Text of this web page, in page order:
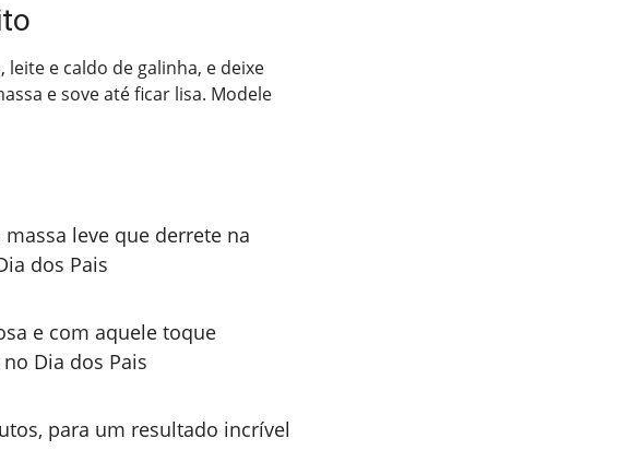
e caldo de galinha, e deixe
e sove até ficar lisa. Modele
leve que derrete na
dos Pais
e com aquele toque
Dia dos Pais
para um resultado incrível